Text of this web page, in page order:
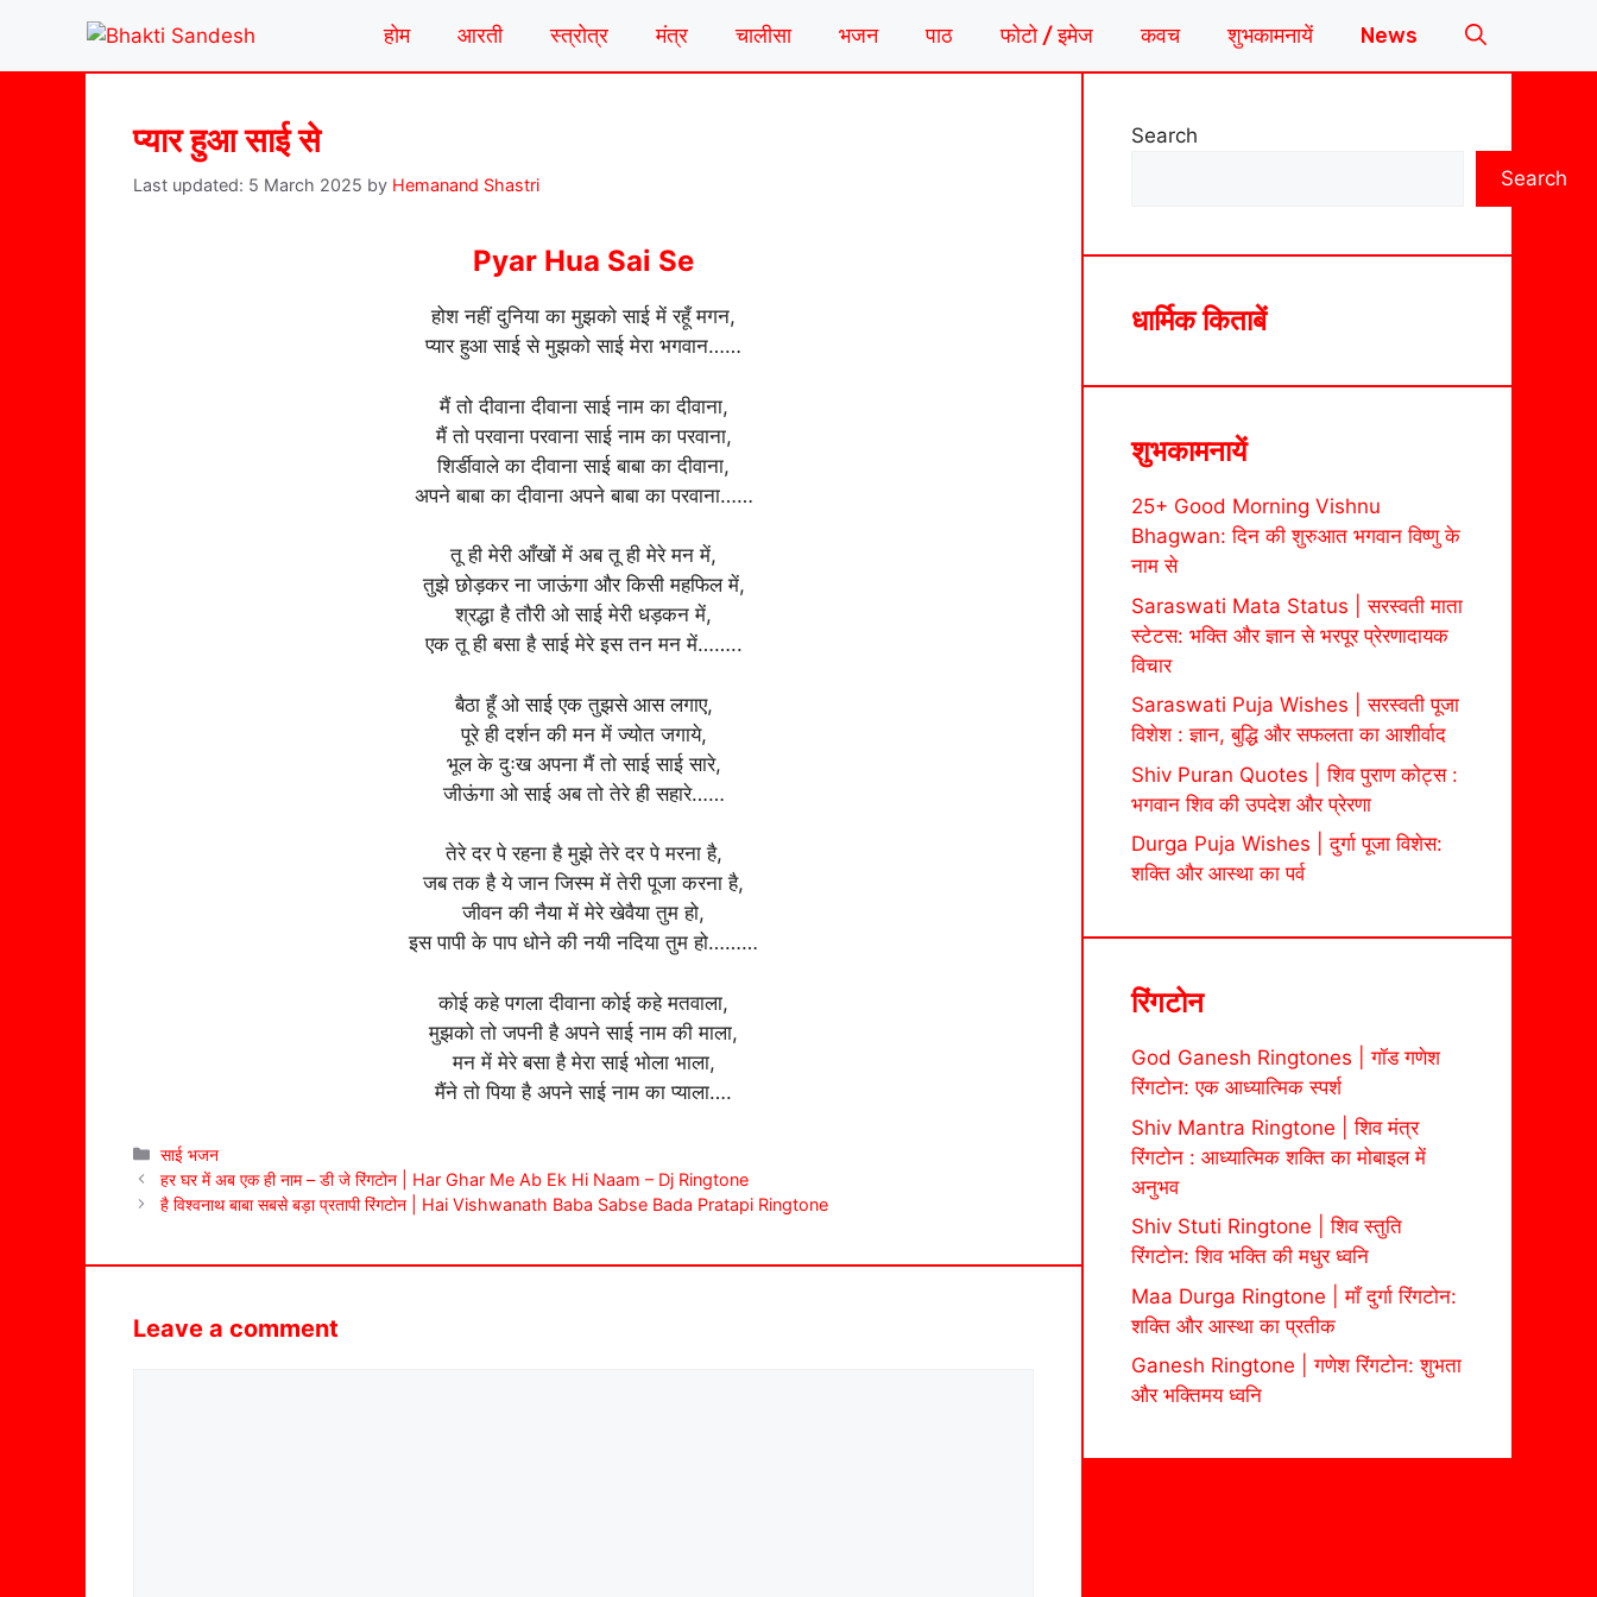
content
होम आरती स्त्रोत्र मंत्र चालीसा भजन पाठ फोटो / इमेज कवच शुभकामनायें News
प्यार हुआ साई से
5 March 2025 by Hemanand Shastri
Pyar Hua Sai Se
होश नहीं दुनिया का मुझको साई में रहूँ मगन,
प्यार हुआ साई से मुझको साई मेरा भगवान……
मैं तो दीवाना दीवाना साई नाम का दीवाना,
मैं तो परवाना परवाना साई नाम का परवाना,
शिर्डीवाले का दीवाना साई बाबा का दीवाना,
अपने बाबा का दीवाना अपने बाबा का परवाना……
तू ही मेरी आँखों में अब तू ही मेरे मन में,
तुझे छोड़कर ना जाऊंगा और किसी महफिल में,
श्रद्धा है तौरी ओ साई मेरी धड़कन में,
एक तू ही बसा है साई मेरे इस तन मन में……..
बैठा हूँ ओ साई एक तुझसे आस लगाए,
पूरे ही दर्शन की मन में ज्योत जगाये,
भूल के दुःख अपना मैं तो साई साई सारे,
जीऊंगा ओ साई अब तो तेरे ही सहारे……
तेरे दर पे रहना है मुझे तेरे दर पे मरना है,
जब तक है ये जान जिस्म में तेरी पूजा करना है,
जीवन की नैया में मेरे खेवैया तुम हो,
इस पापी के पाप धोने की नयी नदिया तुम हो………
कोई कहे पगला दीवाना कोई कहे मतवाला,
मुझको तो जपनी है अपने साई नाम की माला,
मन में मेरे बसा है मेरा साई भोला भाला,
मैंने तो पिया है अपने साई नाम का प्याला….
Categories
साई भजन
हर घर में अब एक ही नाम – डी जे रिंगटोन | Har Ghar Me Ab Ek Hi Naam – Dj Ringtone
है विश्वनाथ बाबा सबसे बड़ा प्रतापी रिंगटोन | Hai Vishwanath Baba Sabse Bada Pratapi Ringtone
Leave a comment
Search
Search
धार्मिक किताबें
शुभकामनायें
25+ Good Morning Vishnu
Bhagwan: दिन की शुरुआत भगवान विष्णु के
नाम से
Saraswati Mata Status | सरस्वती माता
स्टेटस: भक्ति और ज्ञान से भरपूर प्रेरणादायक
विचार
Saraswati Puja Wishes | सरस्वती पूजा
विशेश : ज्ञान, बुद्धि और सफलता का आशीर्वाद
Shiv Puran Quotes | शिव पुराण कोट्स :
भगवान शिव की उपदेश और प्रेरणा
Durga Puja Wishes | दुर्गा पूजा विशेस:
शक्ति और आस्था का पर्व
रिंगटोन
God Ganesh Ringtones | गॉड गणेश
रिंगटोन: एक आध्यात्मिक स्पर्श
Shiv Mantra Ringtone | शिव मंत्र
रिंगटोन : आध्यात्मिक शक्ति का मोबाइल में
अनुभव
Shiv Stuti Ringtone | शिव स्तुति
रिंगटोन: शिव भक्ति की मधुर ध्वनि
Maa Durga Ringtone | माँ दुर्गा रिंगटोन:
शक्ति और आस्था का प्रतीक
Ganesh Ringtone | गणेश रिंगटोन: शुभता
और भक्तिमय ध्वनि